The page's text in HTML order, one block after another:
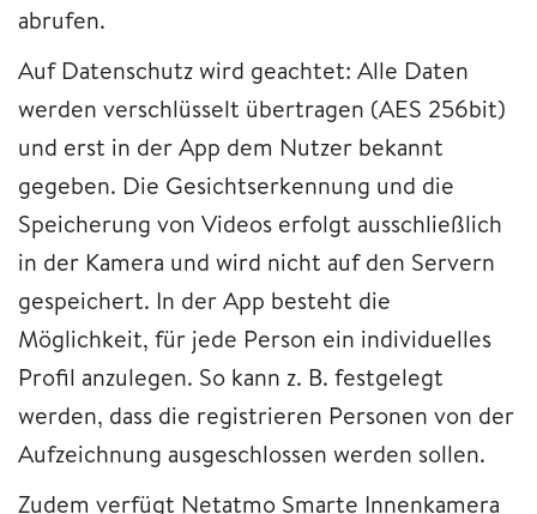
abrufen.
Auf Datenschutz wird geachtet: Alle Daten
werden verschlüsselt übertragen (AES 256bit)
und erst in der App dem Nutzer bekannt
gegeben. Die Gesichtserkennung und die
Speicherung von Videos erfolgt ausschließlich
in der Kamera und wird nicht auf den Servern
gespeichert. In der App besteht die
Möglichkeit, für jede Person ein individuelles
Profil anzulegen. So kann z. B. festgelegt
werden, dass die registrieren Personen von der
Aufzeichnung ausgeschlossen werden sollen.
Zudem verfügt Netatmo Smarte Innenkamera